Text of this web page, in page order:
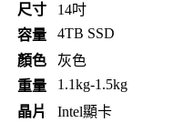
尺寸
14吋
容量
4TB SSD
顏色
灰色
重量
1.1kg-1.5kg
晶片
Intel顯卡